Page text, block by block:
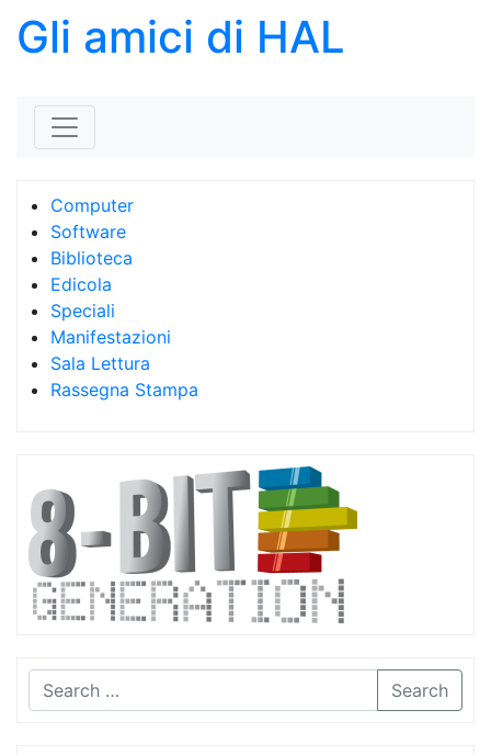
Gli amici di HAL
Computer
Software
Biblioteca
Edicola
Speciali
Manifestazioni
Sala Lettura
Rassegna Stampa
Search